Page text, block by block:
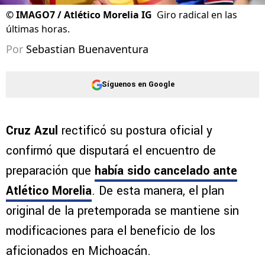
©IMAGO7 / Atlético Morelia IG Giro radical en las
últimas horas.
Por Sebastian Buenaventura
Síguenos en Google
Cruz Azul rectificó su postura oficial y
confirmó que disputará el encuentro de
preparación que había sido cancelado ante
Atlético Morelia. De esta manera, el plan
original de la pretemporada se mantiene sin
modificaciones para el beneficio de los
aficionados en Michoacán.